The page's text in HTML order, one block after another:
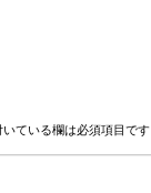
いている欄は必須項目です